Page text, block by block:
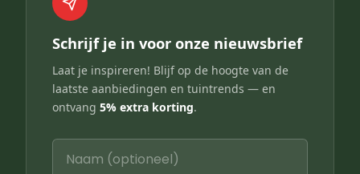
Schrijf je in voor onze nieuwsbrief
Laat je inspireren! Blijf op de hoogte van de
laatste aanbiedingen en tuintrends — en
ontvang 5% extra korting.